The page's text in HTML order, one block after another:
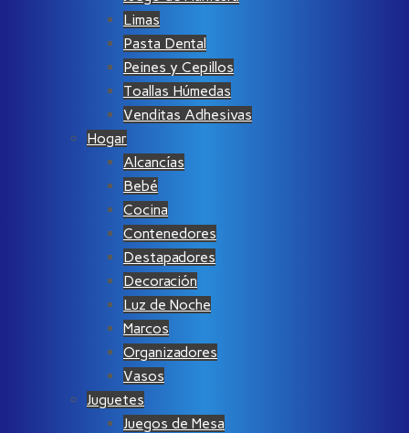
Limas
Pasta Dental
Peines y Cepillos
Toallas Húmedas
Venditas Adhesivas
Hogar
Alcancías
Bebé
Cocina
Contenedores
Destapadores
Decoración
Luz de Noche
Marcos
Organizadores
Vasos
Juguetes
Juegos de Mesa